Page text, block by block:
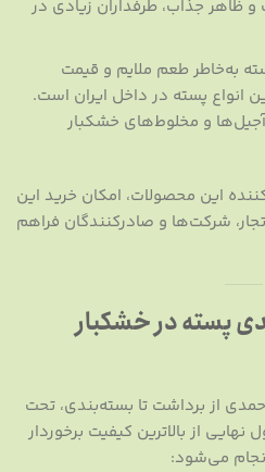
و ظاهر جذاب، طرفداران زیادی در
به‌خاطر طعم ملایم و قیمت
انواع پسته در داخل ایران است.
و مخلوط‌های خشکبار
این محصولات، امکان خرید این
شرکت‌ها و صادرکنندگان فراهم
پسته در خشکبار
از برداشت تا بسته‌بندی، تحت
از بالاترین کیفیت برخوردار
می‌شود: